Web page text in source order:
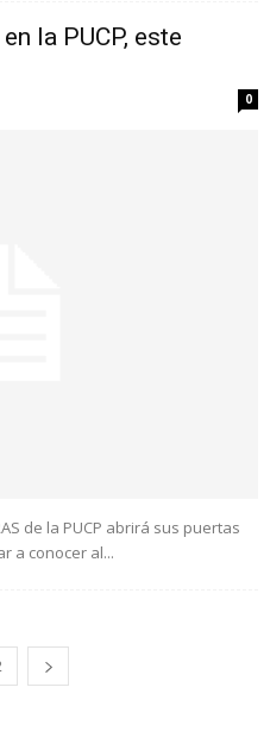
la PUCP, este
0
de la PUCP abrirá sus puertas
a conocer al...